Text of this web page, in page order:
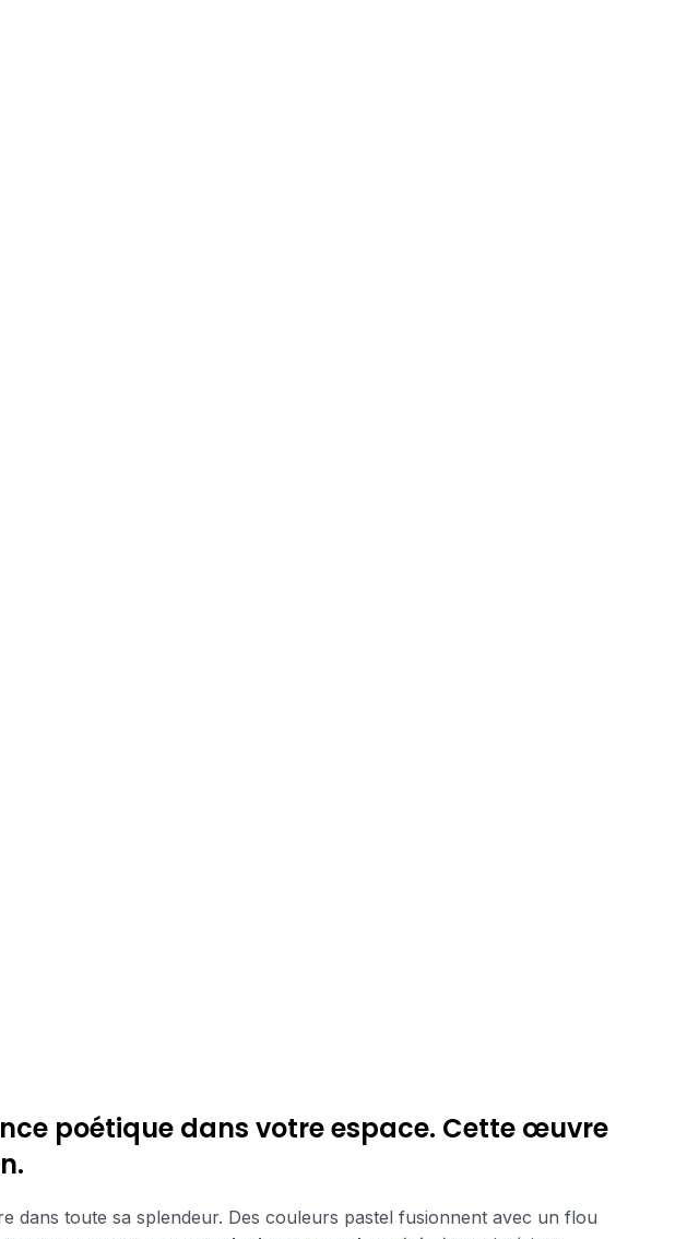
poétique dans votre espace. Cette œuvre
dans toute sa splendeur. Des couleurs pastel fusionnent avec un flou